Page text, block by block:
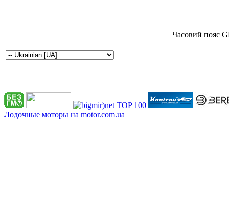
Часовий пояс
Лодочные моторы на motor.com.ua